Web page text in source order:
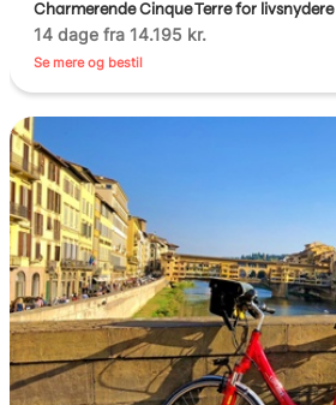
Charmerende Cinque Terre for livsnydere
14 dage fra 14.195 kr.
Se mere og bestil